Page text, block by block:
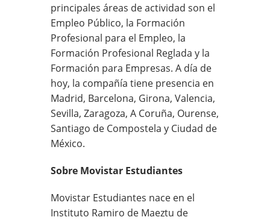
principales áreas de actividad son el
Empleo Público, la Formación
Profesional para el Empleo, la
Formación Profesional Reglada y la
Formación para Empresas. A día de
hoy, la compañía tiene presencia en
Madrid, Barcelona, Girona, Valencia,
Sevilla, Zaragoza, A Coruña, Ourense,
Santiago de Compostela y Ciudad de
México.
Sobre Movistar Estudiantes
Movistar Estudiantes nace en el
Instituto Ramiro de Maeztu de